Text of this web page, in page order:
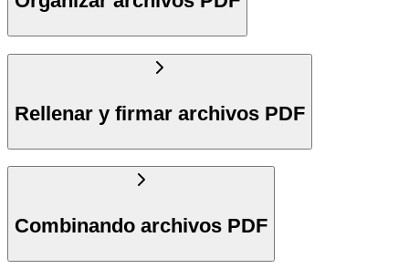
Rellenar y firmar archivos PDF
Combinando archivos PDF